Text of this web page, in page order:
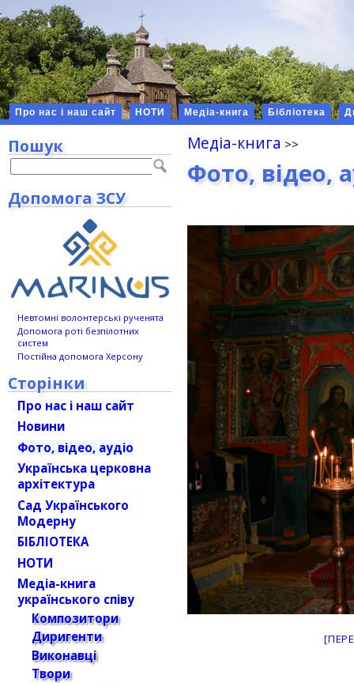
Про нас і наш сайт НОТИ Медіа-книга Бібліотека
Медіа-книга
Фото, відео,
Пошук
Допомога ЗСУ
Невтомні волонтерські рученята
Допомога роті безпілотних
систем
Постійна допомога Херсону
Сторінки
Про нас і наш сайт
Новини
Фото, відео, аудіо
Українська церковна
архітектура
Сад Українського
Модерну
БІБЛІОТЕКА
НОТИ
Медіа-книга
українського співу
Композитори
Диригенти
Виконавці
Твори